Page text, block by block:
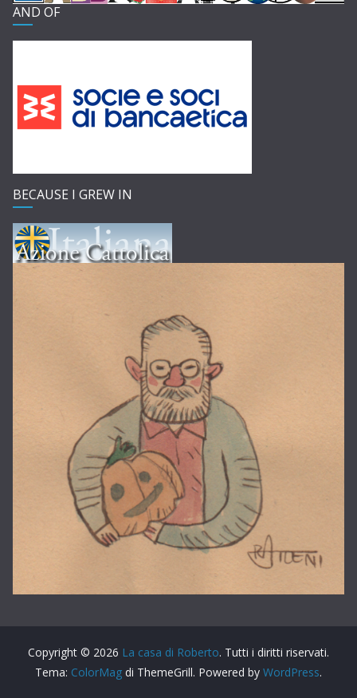
AND OF
BECAUSE I GREW IN
Copyright © 2026 La casa di Roberto. Tutti i diritti riservati.
Tema: ColorMag di ThemeGrill. Powered by WordPress.